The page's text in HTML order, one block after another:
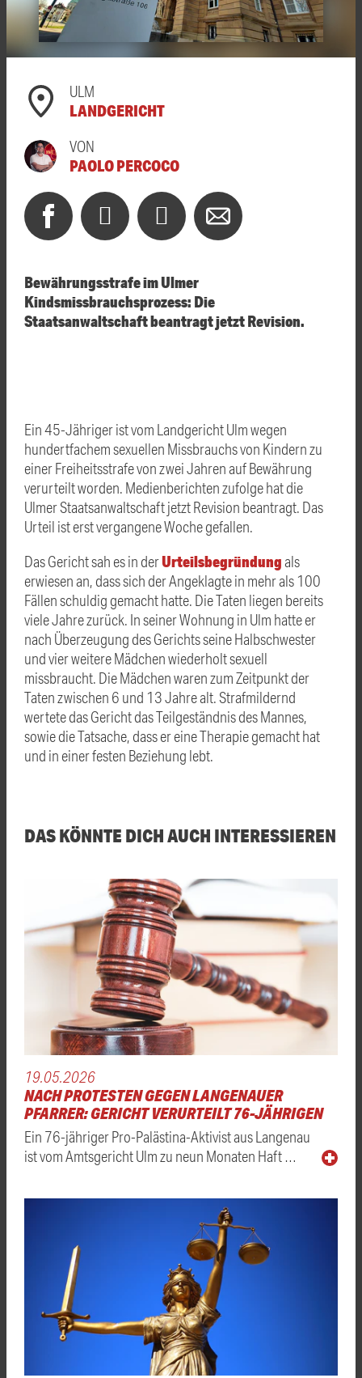
ULM
LANDGERICHT
VON
PAOLO PERCOCO
Bewährungsstrafe im Ulmer
Kindsmissbrauchsprozess: Die
Staatsanwaltschaft beantragt jetzt Revision.
Ein 45-Jähriger ist vom Landgericht Ulm wegen
hundertfachem sexuellen Missbrauchs von Kindern zu
einer Freiheitsstrafe von zwei Jahren auf Bewährung
verurteilt worden. Medienberichten zufolge hat die
Ulmer Staatsanwaltschaft jetzt Revision beantragt. Das
Urteil ist erst vergangene Woche gefallen.
Das Gericht sah es in derUrteilsbegründungals
erwiesen an, dass sich der Angeklagte in mehr als 100
Fällen schuldig gemacht hatte. Die Taten liegen bereits
viele Jahre zurück. In seiner Wohnung in Ulm hatte er
nach Überzeugung des Gerichts seine Halbschwester
und vier weitere Mädchen wiederholt sexuell
missbraucht. Die Mädchen waren zum Zeitpunkt der
Taten zwischen 6 und 13 Jahre alt. Strafmildernd
wertete das Gericht das Teilgeständnis des Mannes,
sowie die Tatsache, dass er eine Therapie gemacht hat
und in einer festen Beziehung lebt.
DAS KÖNNTE DICH AUCH INTERESSIEREN
19.05.2026
NACH PROTESTEN GEGEN LANGENAUER
PFARRER: GERICHT VERURTEILT 76-JÄHRIGEN
Ein 76-jähriger Pro-Palästina-Aktivist aus Langenau
ist vom Amtsgericht Ulm zu neun Monaten Haft …